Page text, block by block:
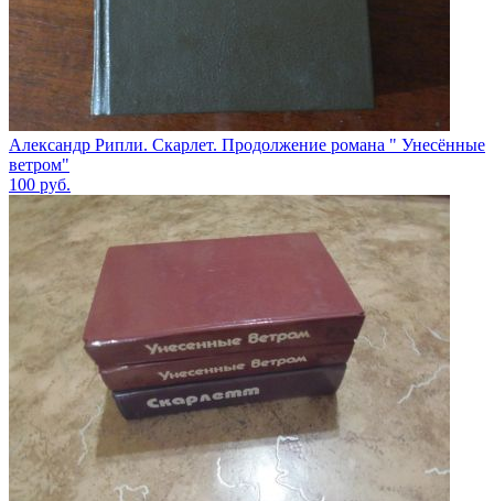
Александр Рипли. Скарлет. Продолжение романа " Унесённые
ветром"
100 руб.